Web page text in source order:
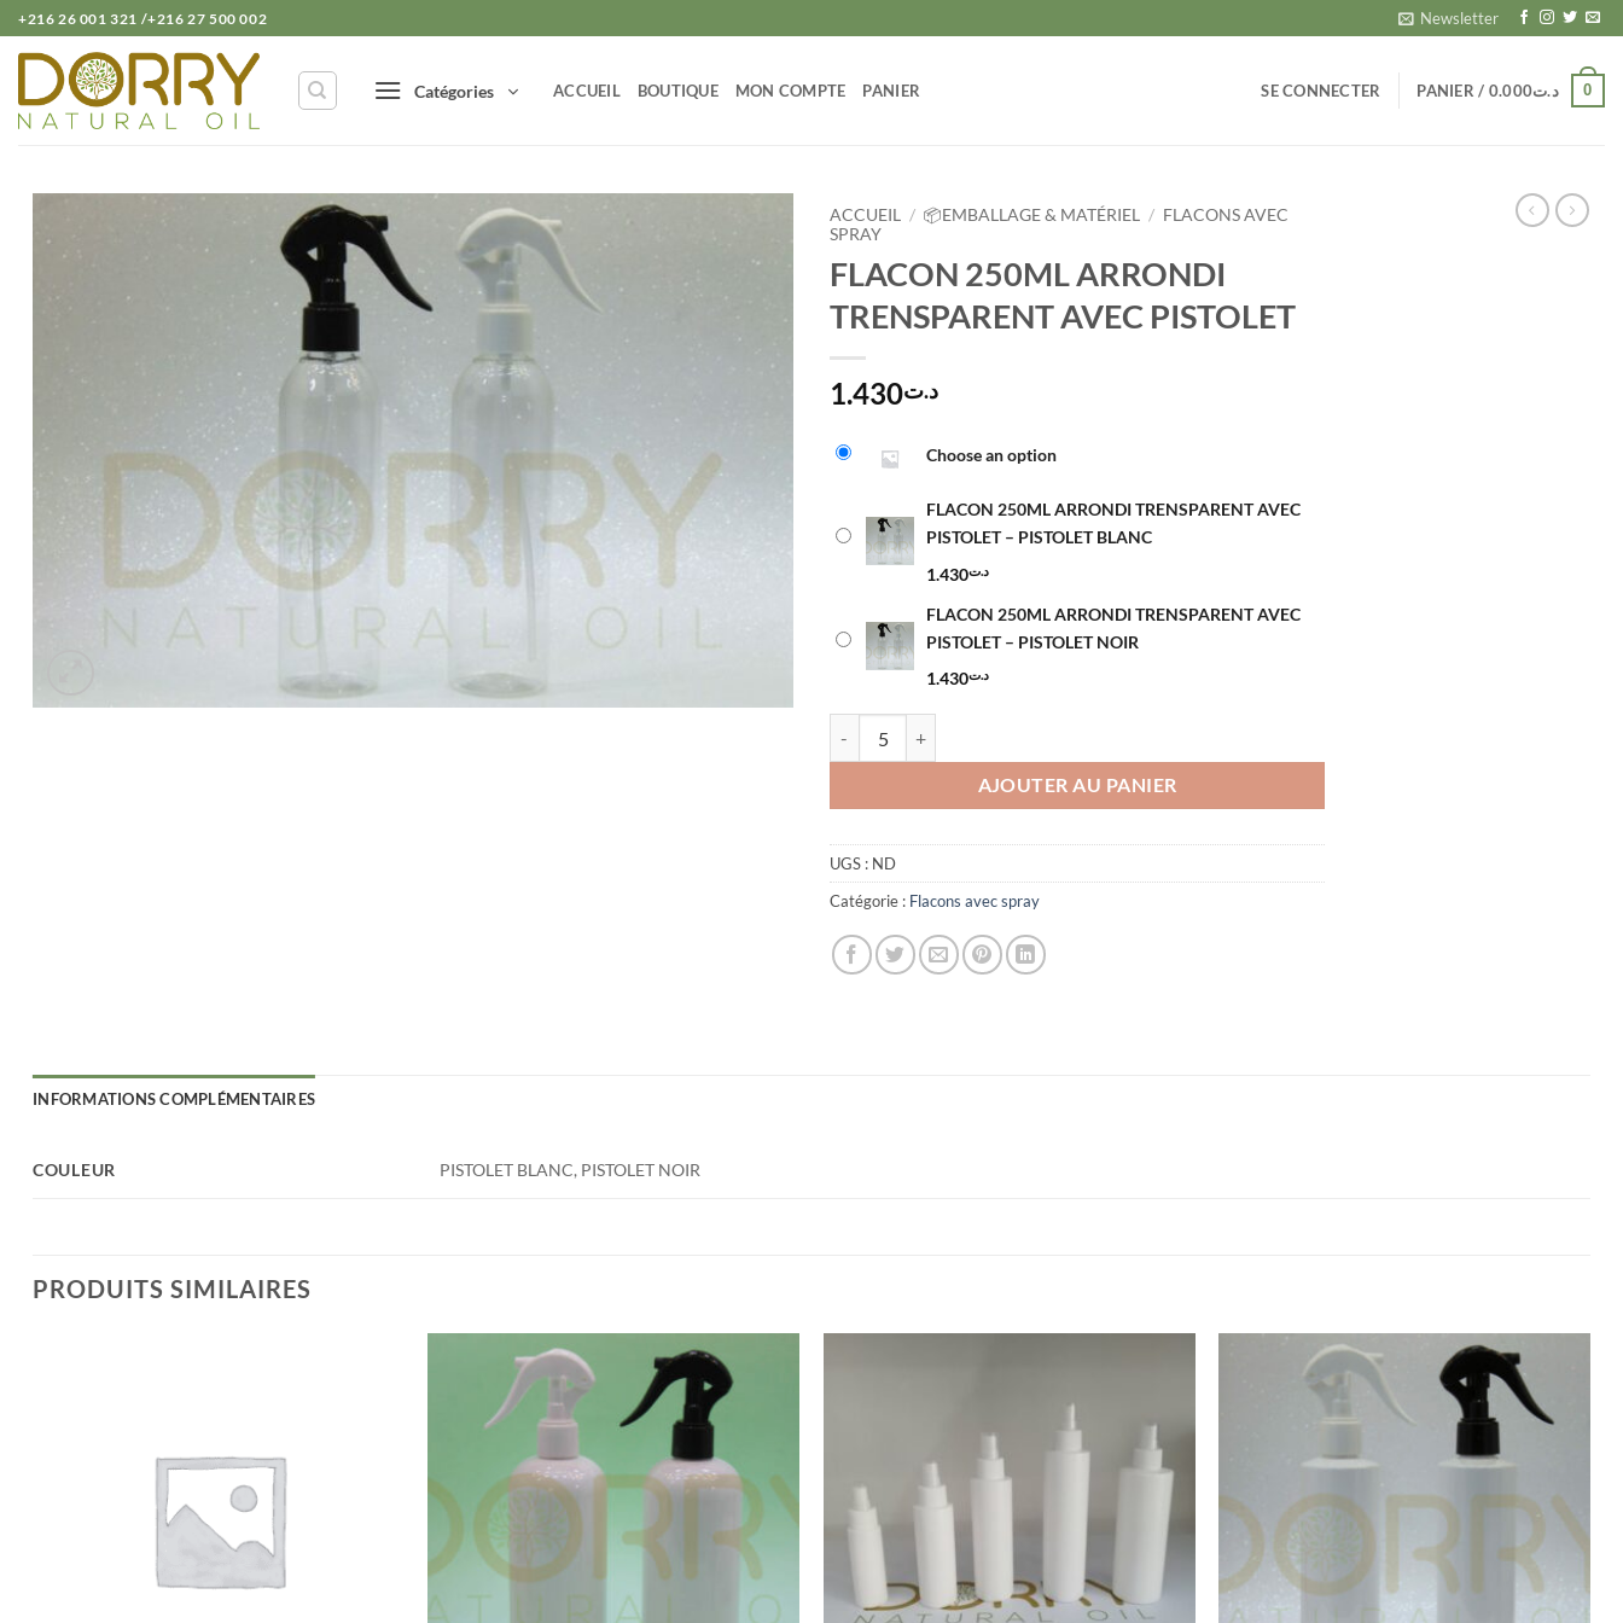
Passer
au
contenu
+216 26 001 321 /+216 27 500 002 Newsletter
Catégories ACCUEIL BOUTIQUE MON COMPTE PANIER SE CONNECTER PANIER / د.ت0.000 0
ACCUEIL / 📦EMBALLAGE & MATÉRIEL / FLACONS AVEC
SPRAY
FLACON 250ML ARRONDI
TRENSPARENT AVEC PISTOLET
د.ت1.430
Choose an option
FLACON 250ML ARRONDI TRENSPARENT AVEC
PISTOLET – PISTOLET BLANC
د.ت1.430
FLACON 250ML ARRONDI TRENSPARENT AVEC
PISTOLET – PISTOLET NOIR
د.ت1.430
AJOUTER AU PANIER
UGS : ND
Catégorie : Flacons avec spray
INFORMATIONS COMPLÉMENTAIRES
COULEUR PISTOLET BLANC, PISTOLET NOIR
PRODUITS SIMILAIRES